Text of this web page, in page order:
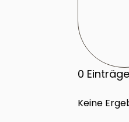
0
Keine